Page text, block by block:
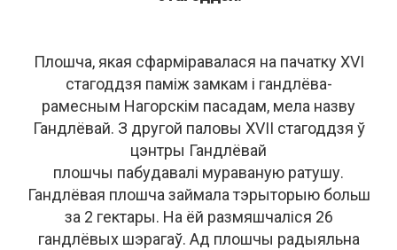
Плошча, якая сфарміравалася на пачатку XVI
стагоддзя паміж замкам і гандлёва-
рамесным Нагорскім пасадам, мела назву
Гандлёвай. З другой паловы XVII стагоддзя ў
цэнтры Гандлёвай
плошчы пабудавалі мураваную ратушу.
Гандлёвая плошча займала тэрыторыю больш
за 2 гектары. На ёй размяшчаліся 26
гандлёвых шэрагаў. Ад плошчы радыяльна